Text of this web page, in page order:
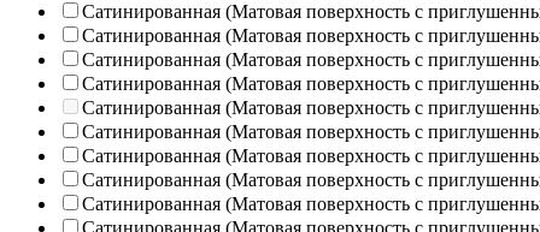
Сатинированная (Матовая поверхность с
Сатинированная (Матовая поверхность с
Сатинированная (Матовая поверхность с
Сатинированная (Матовая поверхность с
Сатинированная (Матовая поверхность с
Сатинированная (Матовая поверхность с
Сатинированная (Матовая поверхность с
Сатинированная (Матовая поверхность с
Сатинированная (Матовая поверхность с